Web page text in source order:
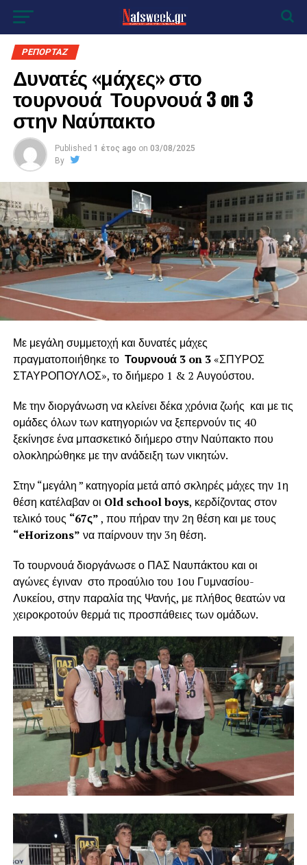
ΡΕΠΟΡΤΑΖ
Δυνατές «μάχες» στο
τουρνουά Τουρνουά 3 on 3
στην Ναύπακτο
Published 1 έτος ago on 03/08/2025
By
Με μεγάλη συμμετοχή και δυνατές μάχες
πραγματοποιήθηκε το Τουρνουά 3 on 3«ΣΠΥΡΟΣ
ΣΤΑΥΡΟΠΟΥΛΟΣ», το διήμερο 1 & 2 Αυγούστου.
Με την διοργάνωση να κλείνει δέκα χρόνια ζωής και με τις
ομάδες όλων των κατηγοριών να ξεπερνούν τις 40
ξεκίνησε ένα μπασκετικό διήμερο στην Ναύπακτο που
ολοκληρώθηκε με την ανάδειξη των νικητών.
Στην “μεγάλη ” κατηγορία μετά από σκληρές μάχες την 1η
θέση κατέλαβαν οι Old school boys, κερδίζοντας στον
τελικό τους “67ς”, που πήραν την 2η θέση και με τους
“eHorizons” να παίρνουν την 3η θέση.
Το τουρνουά διοργάνωσε ο ΠΑΣ Ναυπάκτου και οι
αγώνες έγιναν στο προαύλιο του 1ου Γυμνασίου-
Λυκείου, στην παραλία της Ψανής, με πλήθος θεατών να
χειροκροτούν θερμά τις προσπάθειες των ομάδων.